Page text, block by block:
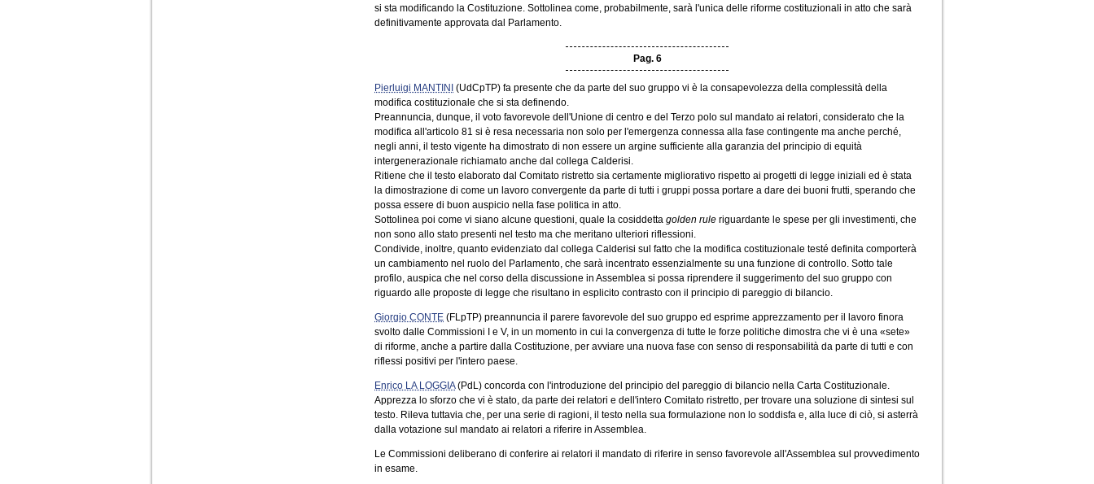
si sta modificando la Costituzione. Sottolinea come, probabilmente, sarà l'unica delle riforme costituzionali in atto che sarà
definitivamente approvata dal Parlamento.
Pag. 6
Pierluigi MANTINI (UdCpTP) fa presente che da parte del suo gruppo vi è la consapevolezza della complessità della
modifica costituzionale che si sta definendo.
Preannuncia, dunque, il voto favorevole dell'Unione di centro e del Terzo polo sul mandato ai relatori, considerato che la
modifica all'articolo 81 si è resa necessaria non solo per l'emergenza connessa alla fase contingente ma anche perché,
negli anni, il testo vigente ha dimostrato di non essere un argine sufficiente alla garanzia del principio di equità
intergenerazionale richiamato anche dal collega Calderisi.
Ritiene che il testo elaborato dal Comitato ristretto sia certamente migliorativo rispetto ai progetti di legge iniziali ed è stata
la dimostrazione di come un lavoro convergente da parte di tutti i gruppi possa portare a dare dei buoni frutti, sperando che
possa essere di buon auspicio nella fase politica in atto.
Sottolinea poi come vi siano alcune questioni, quale la cosiddetta golden rule riguardante le spese per gli investimenti, che
non sono allo stato presenti nel testo ma che meritano ulteriori riflessioni.
Condivide, inoltre, quanto evidenziato dal collega Calderisi sul fatto che la modifica costituzionale testé definita comporterà
un cambiamento nel ruolo del Parlamento, che sarà incentrato essenzialmente su una funzione di controllo. Sotto tale
profilo, auspica che nel corso della discussione in Assemblea si possa riprendere il suggerimento del suo gruppo con
riguardo alle proposte di legge che risultano in esplicito contrasto con il principio di pareggio di bilancio.
Giorgio CONTE (FLpTP) preannuncia il parere favorevole del suo gruppo ed esprime apprezzamento per il lavoro finora
svolto dalle Commissioni I e V, in un momento in cui la convergenza di tutte le forze politiche dimostra che vi è una «sete»
di riforme, anche a partire dalla Costituzione, per avviare una nuova fase con senso di responsabilità da parte di tutti e con
riflessi positivi per l'intero paese.
Enrico LA LOGGIA(PdL) concorda con l'introduzione del principio del pareggio di bilancio nella Carta Costituzionale.
Apprezza lo sforzo che vi è stato, da parte dei relatori e dell'intero Comitato ristretto, per trovare una soluzione di sintesi sul
testo. Rileva tuttavia che, per una serie di ragioni, il testo nella sua formulazione non lo soddisfa e, alla luce di ciò, si asterrà
dalla votazione sul mandato ai relatori a riferire in Assemblea.
Le Commissioni deliberano di conferire ai relatori il mandato di riferire in senso favorevole all'Assemblea sul provvedimento
in esame.